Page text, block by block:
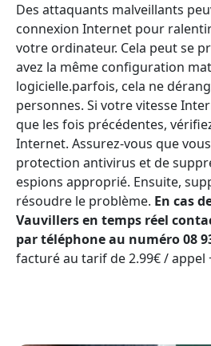
Des attaquants malveillants
connexion Internet pour
votre ordinateur. Cela peut se
avez la même configuration
logicielle.parfois, cela ne
personnes. Si votre vitesse
que les fois précédentes,
Internet. Assurez-vous que
protection antivirus et de
espions approprié. Ensuite,
résoudre le problème. En cas
Vauvillers en temps réel
par téléphone au numéro 08
facturé au tarif de 2.99€ / appel